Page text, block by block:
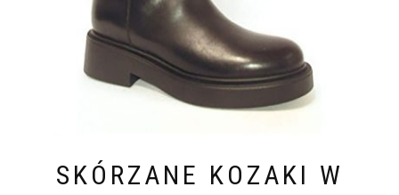
SKÓRZANE KOZAKI W